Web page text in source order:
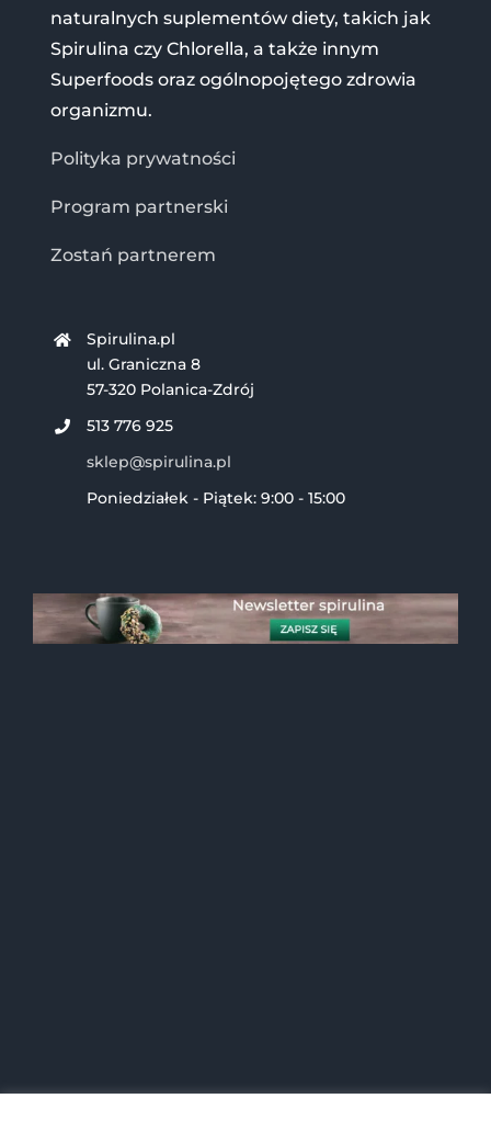
naturalnych suplementów diety, takich jak
Spirulina czy Chlorella, a także innym
Superfoods oraz ogólnopojętego zdrowia
organizmu.
Polityka prywatności
Program partnerski
Zostań partnerem
Spirulina.pl
ul. Graniczna 8
57-320 Polanica-Zdrój
513 776 925
sklep@spirulina.pl
Poniedziałek - Piątek: 9:00 - 15:00